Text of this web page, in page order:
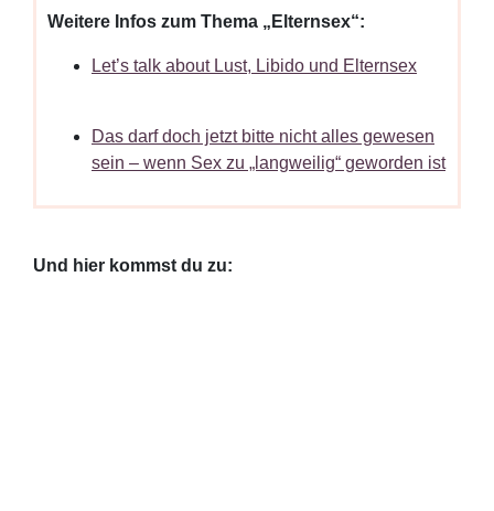
Weitere Infos zum Thema „Elternsex“:
Let’s talk about Lust, Libido und Elternsex
Das darf doch jetzt bitte nicht alles gewesen
sein – wenn Sex zu „langweilig“ geworden ist
Und hier kommst du zu: